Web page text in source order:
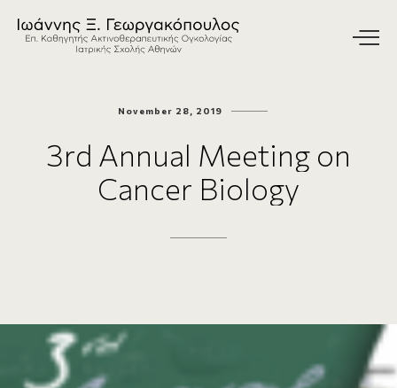
November 28, 2019
3rd Annual Meeting on
Cancer Biology